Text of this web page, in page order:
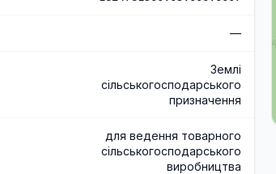
—
Землі
сільськогосподарського
призначення
для ведення товарного
сільськогосподарського
виробництва